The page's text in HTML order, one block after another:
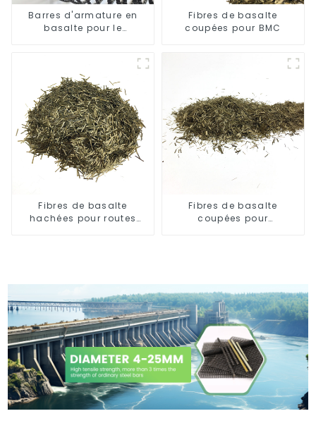
Barres d'armature en
basalte pour le
Fibres de basalte
coupées pour BMC
Fibres de basalte
hachées pour routes
Fibres de basalte
coupées pour